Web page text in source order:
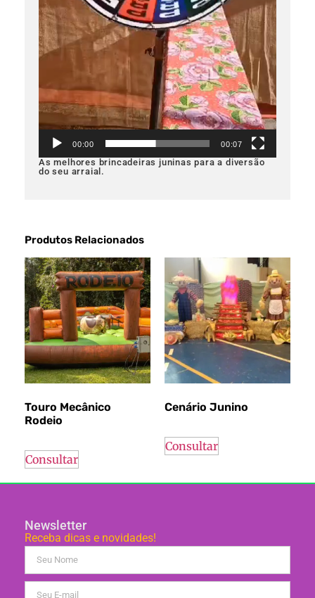
00:00 00:07
As melhores brincadeiras juninas para a diversão
do seu arraial.
Produtos Relacionados
Touro Mecânico
Rodeio
Consultar
Cenário Junino
Consultar
Newsletter
Receba dicas e novidades!